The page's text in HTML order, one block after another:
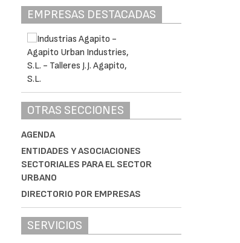
EMPRESAS DESTACADAS
OTRAS SECCIONES
AGENDA
ENTIDADES Y ASOCIACIONES
SECTORIALES PARA EL SECTOR
URBANO
DIRECTORIO POR EMPRESAS
SERVICIOS